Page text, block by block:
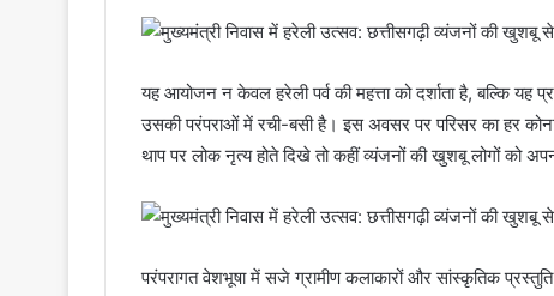
यह आयोजन न केवल हरेली पर्व की महत्ता को दर्शाता है, बल्कि
उसकी परंपराओं में रची-बसी है। इस अवसर पर परिसर का हर
थाप पर लोक नृत्य होते दिखे तो कहीं व्यंजनों की खुशबू लोगों को
परंपरागत वेशभूषा में सजे ग्रामीण कलाकारों और सांस्कृतिक